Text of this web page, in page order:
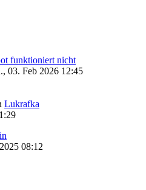
funktioniert nicht
03. Feb 2026 12:45
Lukrafka
08:12